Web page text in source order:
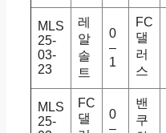
MLS
25-
03-
23
레
알
솔
트
0
–
1
FC
댈
러
스
MLS
25-
FC
댈
0
–
밴
쿠